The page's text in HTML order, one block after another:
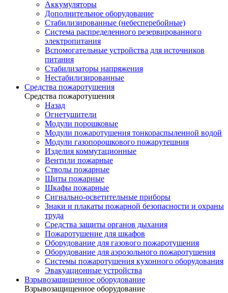
Аккумуляторы
Дополнительное оборудование
Стабилизированные (небесперебойные)
Система распределенного резервированного
электропитания
Вспомогательные устройства для источников
питания
Стабилизаторы напряжения
Нестабилизированные
Средства пожаротушения
Средства пожаротушения
Назад
Огнетушители
Модули порошковые
Модули пожаротушения тонкораспыленной водой
Модули газопорошкового пожарутешния
Изделия коммутационные
Вентили пожарные
Стволы пожарные
Щиты пожарные
Шкафы пожарные
Сигнально-осветительные приборы
Знаки и плакаты пожарной безопасности и охраны
труда
Средства защиты органов дыхания
Пожаротушение для шкафов
Оборудование для газового пожаротушения
Оборудование для аэрозольного пожаротушения
Системы пожаротушения кухонного оборудования
Эвакуационные устройства
Взрывозащищенное оборудование
Взрывозащищенное оборудование